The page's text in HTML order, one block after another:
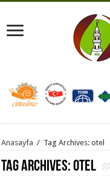
Anasayfa / Tag Archives: otel
Tag Archives:otel